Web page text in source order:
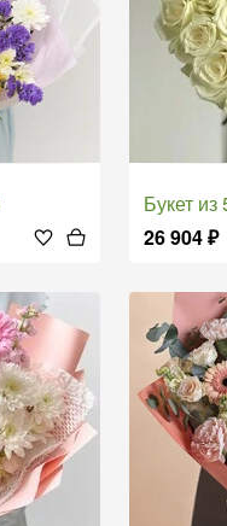
Букет из 51
26 904₽